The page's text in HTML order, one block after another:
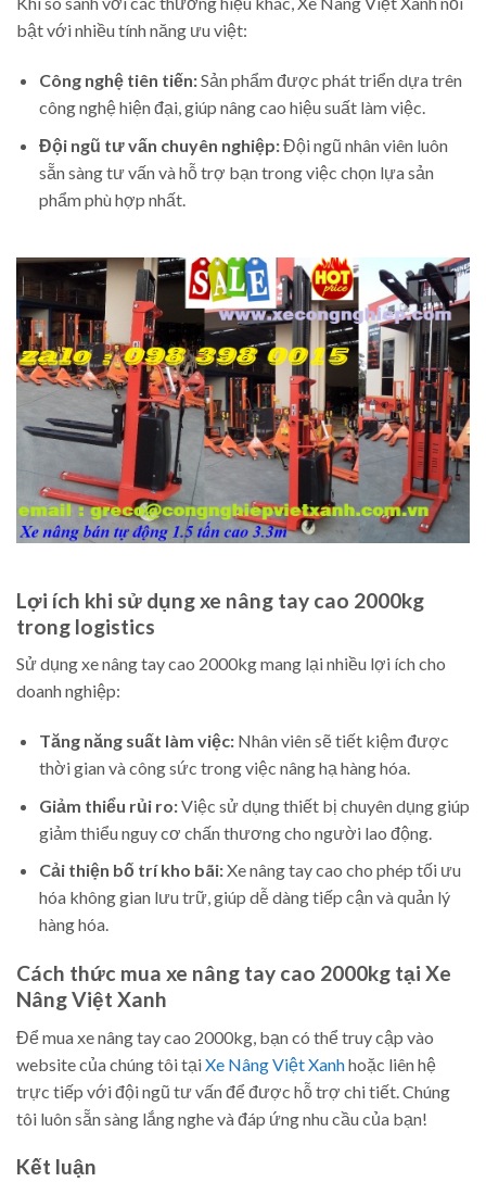
bật với nhiều tính năng ưu việt:
Công nghệ tiên tiến:Sản phẩm được phát triển dựa trên
công nghệ hiện đại, giúp nâng cao hiệu suất làm việc.
Đội ngũ tư vấn chuyên nghiệp:Đội ngũ nhân viên luôn
sẵn sàng tư vấn và hỗ trợ bạn trong việc chọn lựa sản
phẩm phù hợp nhất.
Lợi ích khi sử dụng xe nâng tay cao 2000kg
trong logistics
Sử dụng xe nâng tay cao 2000kg mang lại nhiều lợi ích cho
doanh nghiệp:
Tăng năng suất làm việc:Nhân viên sẽ tiết kiệm được
thời gian và công sức trong việc nâng hạ hàng hóa.
Giảm thiểu rủi ro:Việc sử dụng thiết bị chuyên dụng giúp
giảm thiểu nguy cơ chấn thương cho người lao động.
Cải thiện bố trí kho bãi:Xe nâng tay cao cho phép tối ưu
hóa không gian lưu trữ, giúp dễ dàng tiếp cận và quản lý
hàng hóa.
Cách thức mua xe nâng tay cao 2000kg tại Xe
Nâng Việt Xanh
Để mua xe nâng tay cao 2000kg, bạn có thể truy cập vào
website của chúng tôi tạiXe Nâng Việt Xanhhoặc liên hệ
trực tiếp với đội ngũ tư vấn để được hỗ trợ chi tiết. Chúng
tôi luôn sẵn sàng lắng nghe và đáp ứng nhu cầu của bạn!
Kết luận